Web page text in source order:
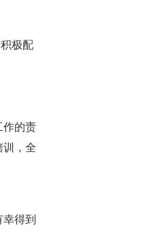
极配
作的责
训，全
得到